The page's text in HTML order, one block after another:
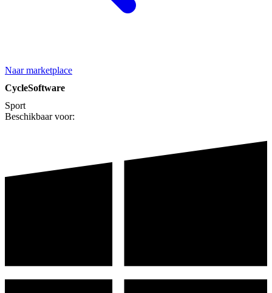
Naar marketplace
CycleSoftware
Sport
Beschikbaar voor: